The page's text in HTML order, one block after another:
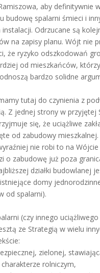
aby definitywnie
budowę spalarni śmieci i
instalacji. Odrzucane są
na zapisy planu. Wójt nie
że ryzyko odszkodowań
od mieszkańców,
bardzo solidne
tutaj do czynienia z
Z jednej strony w przyjętej
się, że uciążliwe
od zabudowy
nie robi to na Wójcie
o zabudowę już poza
działki budowlanej
domy
od spalarni).
(czy innego uciążliwego
ze Strategią w wielu
zielonej,
rolniczym,